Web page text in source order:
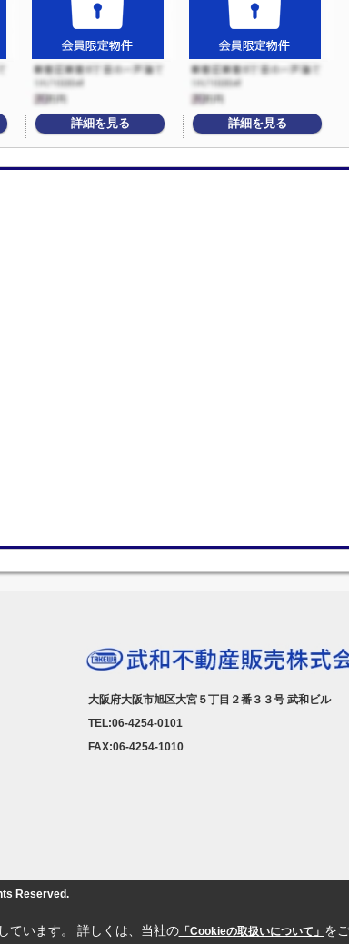
詳細を見る 詳細を見る
大阪府大阪市旭区大宮５丁目２番３３号 武和ビル
TEL:06-4254-0101
FAX:06-4254-1010
Reserved.
ています。 詳しくは、当社の「Cookieの取扱いについて」 を